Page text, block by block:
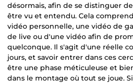
désormais, afin de se distinguer
être vu et entendu. Cela
vidéo personnelle, une vidéo de
de live ou d'une vidéo afin de
quelconque. Il s'agit d'une réelle
jours, et savoir entrer dans ces
être une phase méticuleuse et
dans le montage où tout se joue.